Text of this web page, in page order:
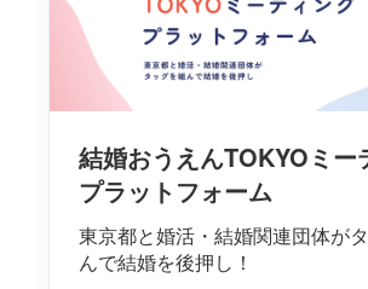
結婚おうえんTOKYOミー
プラットフォーム
東京都と婚活・結婚関連団体が
んで結婚を後押し！